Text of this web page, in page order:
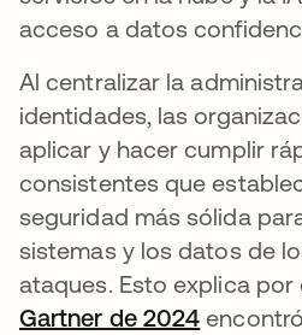
acceso a datos
Al centralizar la
identidades, las
aplicar y hacer cumplir
consistentes que
seguridad más sólida
sistemas y los datos de
ataques. Esto explica por
Gartner de 2024 se abre